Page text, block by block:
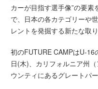
カーが目指す選手像”の要
で、日本の各カテゴリーや
レントを発掘する新たな取
初のFUTURE CAMPはU-
日(木)、カリフォルニア州
ウンティにあるグレートパ